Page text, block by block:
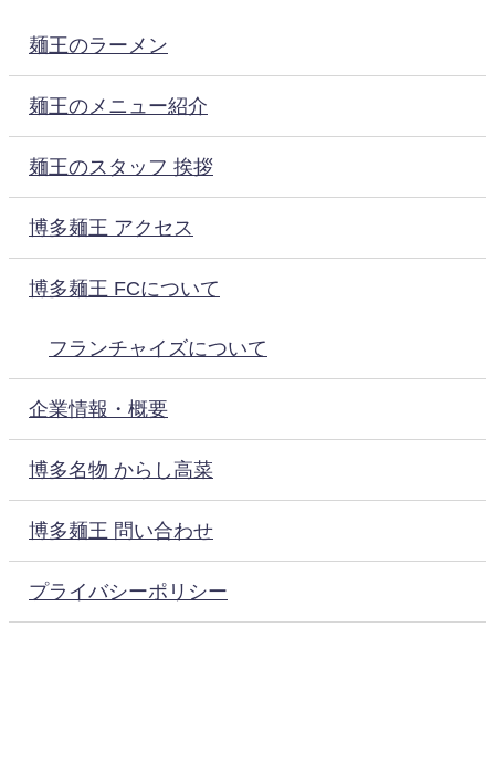
麺王のラーメン
麺王のメニュー紹介
麺王のスタッフ 挨拶
博多麺王 アクセス
博多麺王 FCについて
フランチャイズについて
企業情報・概要
博多名物 からし高菜
博多麺王 問い合わせ
プライバシーポリシー